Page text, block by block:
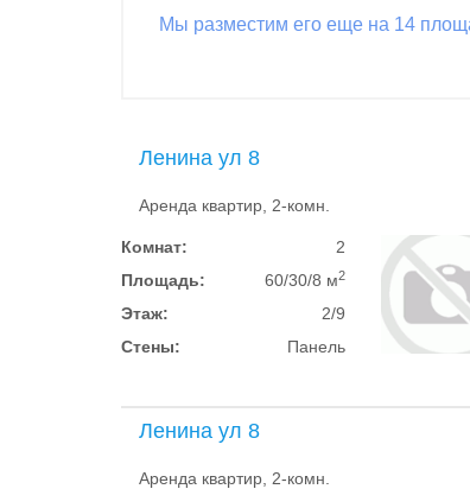
Мы разместим его еще на 14
Ленина ул 8
Аренда квартир, 2-комн.
Комнат:
2
Площадь:
60/30/8 м2
Этаж:
2/9
Стены:
Панель
Ленина ул 8
Аренда квартир, 2-комн.